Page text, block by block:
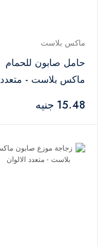
ماكس بلاست
حامل صابون للحمام
ماكس بلاست - متعدد
15.48 جنيه